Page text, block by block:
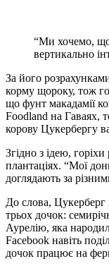
“Ми хочемо,
вертикально
За його
корму щороку, тож
що фунт макадамії
Foodland на Гаваях,
корову Цукербергу
Згідно з ідею,
плантаціях. “Мої
доглядають за
До слова,
трьох дочок:
Аурелію, яка
Facebook навіть
дочок працює на